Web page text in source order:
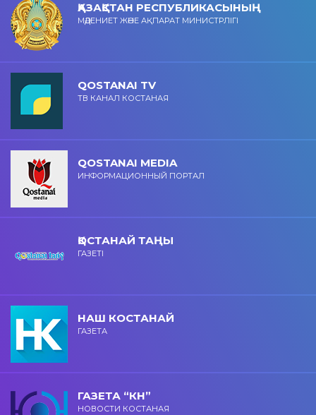
ҚАЗАҚСТАН РЕСПУБЛИКАСЫНЫҢ
МӘДЕНИЕТ ЖӘНЕ АҚПАРАТ МИНИСТРЛІГІ
QOSTANAI TV
ТВ КАНАЛ КОСТАНАЯ
QOSTANAI MEDIA
ИНФОРМАЦИОННЫЙ ПОРТАЛ
ҚОСТАНАЙ ТАҢЫ
ГАЗЕТІ
НАШ КОСТАНАЙ
ГАЗЕТА
ГАЗЕТА “КН”
НОВОСТИ КОСТАНАЯ